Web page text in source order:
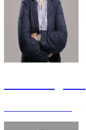
Liliane Augusto